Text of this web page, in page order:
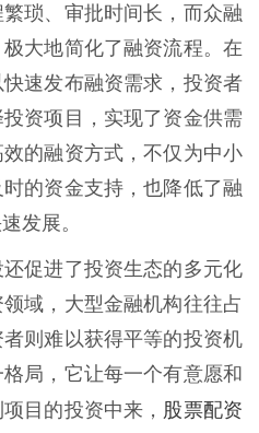
琐、审批时间长，而众融
大地简化了融资流程。在
速发布融资需求，投资者
资项目，实现了资金供需
的融资方式，不仅为中小
的资金支持，也降低了融
发展。
促进了投资生态的多元化
域，大型金融机构往往占
则难以获得平等的投资机
局，它让每一个有意愿和
目的投资中来， 股票配资